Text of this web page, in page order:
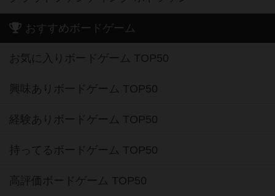
おすすめボードゲーム
お気に入りボードゲーム TOP50
興味ありボードゲーム TOP50
経験ありボードゲーム TOP50
持ってるボードゲーム TOP50
高評価ボードゲーム TOP50